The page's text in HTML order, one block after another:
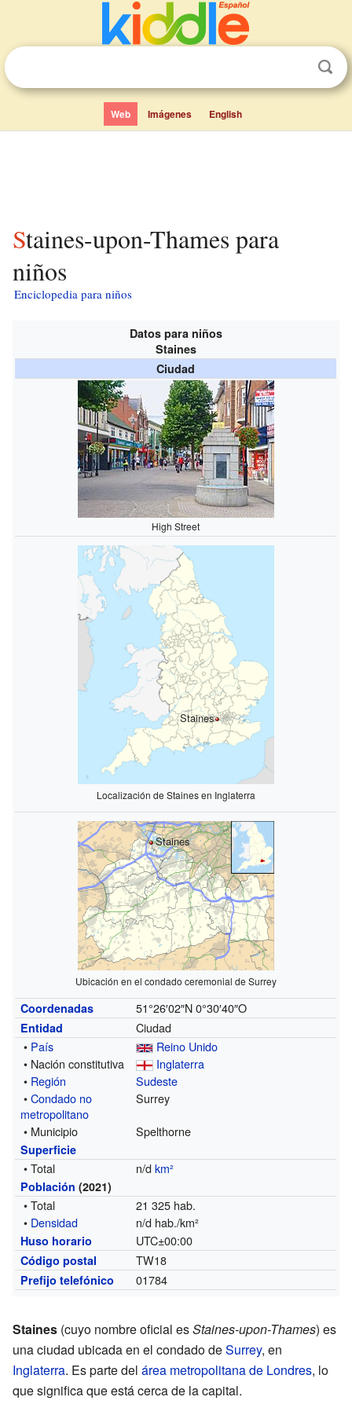
Web Imágenes English
Staines-upon-Thames para
niños
Enciclopedia para niños
Datos para niños
Staines
Ciudad
High Street
Staines
Localización de Staines en Inglaterra
Staines
Ubicación en el condado ceremonial de Surrey
Coordenadas 51°26′02″N 0°30′40″O
Entidad
Ciudad
• País
Reino Unido
• Nación constitutiva
Inglaterra
• Región
Sudeste
•Condado no
metropolitano
Surrey
• Municipio
Spelthorne
Superficie
• Total n/dkm²
Población (2021)
• Total
21 325 hab.
• Densidad n/d hab./km²
Huso horario UTC±00:00
Código postal TW18
Prefijo telefónico 01784
Staines (cuyo nombre oficial esStaines-upon-Thames) es
una ciudad ubicada en el condado deSurrey, en
Inglaterra. Es parte del área metropolitana de Londres, lo
que significa que está cerca de la capital.